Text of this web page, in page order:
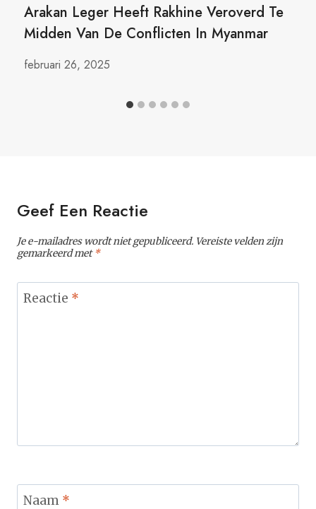
Arakan Leger Heeft Rakhine Veroverd Te
Midden Van De Conflicten In Myanmar
februari 26, 2025
Geef Een Reactie
Je e-mailadres wordt niet gepubliceerd. Vereiste velden zijn
gemarkeerd met*
Reactie *
Naam *